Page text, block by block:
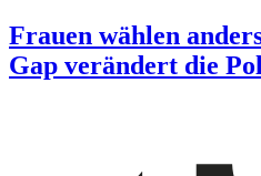
Frauen wählen
Gap verändert die